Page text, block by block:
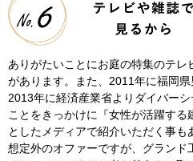
ありがたいことにお庭の特集のテレ
があります。また、2011年に福岡県
2013年に経済産業省よりダイバー
ことをきっかけに『女性が活躍す
としたメディアで紹介いただく事
想定外のオファーですが、グラン